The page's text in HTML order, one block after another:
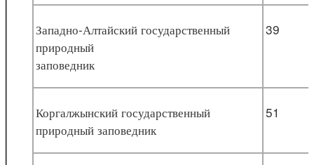
Западно-Алтайский государственный
природный
заповедник
39
Коргалжынский государственный
природный заповедник
51